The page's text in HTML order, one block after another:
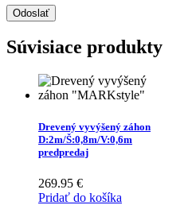
Súvisiace produkty
Drevený vyvýšený záhon
D:2m/Š:0,8m/V:0,6m
predpredaj
269.95 €
Pridať do košíka